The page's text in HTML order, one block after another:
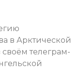
в Арктической
телеграм-